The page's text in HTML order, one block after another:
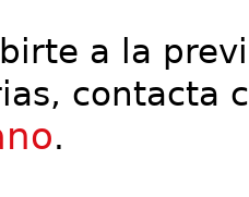
a la
contacta
.